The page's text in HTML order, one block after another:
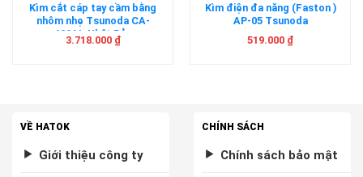
Kìm cắt cáp tay cầm bằng
nhôm nhẹ Tsunoda CA-
600AL Nhật Bản
3.718.000 ₫
Kìm điện đa năng (Faston )
AP-05 Tsunoda
519.000 ₫
VỀ HATOK
Giới thiệu công ty
CHÍNH SÁCH
Chính sách bảo mật